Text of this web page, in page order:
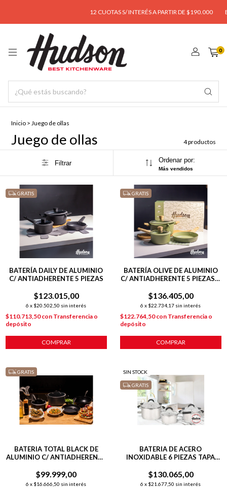
12 CUOTAS S/ INTERÉS A PARTIR DE $190.000
0
Inicio > Juego de ollas
Juego de ollas 4 productos
Filtrar Ordenar por:
Más vendidos
GRATIS
BATERÍA DAILY DE ALUMINIO
C/ ANTIADHERENTE 5 PIEZAS
$123.015,00
6 x $20.502,50 sin interés
$110.713,50con Transferencia o
depósito
COMPRAR
GRATIS
BATERÍA OLIVE DE ALUMINIO
C/ ANTIADHERENTE 5 PIEZAS +
$136.405,00
6 x $22.734,17 sin interés
$122.764,50con Transferencia o
depósito
COMPRAR
GRATIS
BATERIA TOTAL BLACK DE
ALUMINIO C/ ANTIADHERENTE
$99.999,00
6 x $16.666,50 sin interés
SIN STOCK
GRATIS
BATERIA DE ACERO
INOXIDABLE 6 PIEZAS TAPA
$130.065,00
6 x $21.677,50 sin interés